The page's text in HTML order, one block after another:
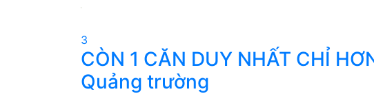
3
CÒN 1 CĂN DUY NHẤT CHỈ
Quảng trường